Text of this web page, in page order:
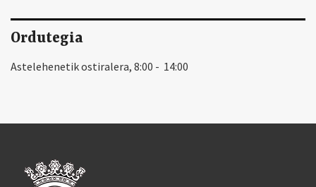
Ordutegia
Astelehenetik ostiralera, 8:00 - 14:00